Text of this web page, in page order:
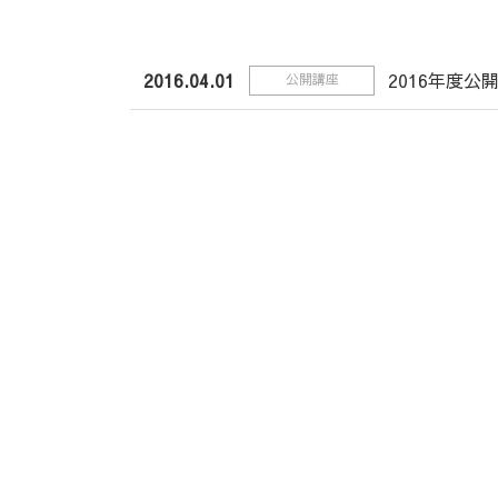
2016.04.01 公開講座 2016年度公